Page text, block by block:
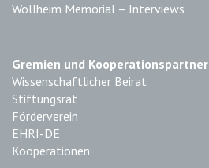
Wollheim Memorial – Interviews
Gremien und Kooperationspartner
Wissenschaftlicher Beirat
Stiftungsrat
Förderverein
EHRI-DE
Kooperationen